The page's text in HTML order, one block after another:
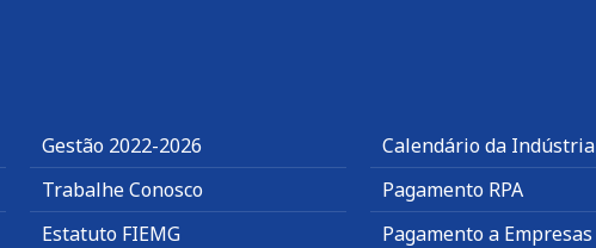
Gestão 2022-2026
Trabalhe Conosco
Estatuto FIEMG
Calendário da Indústria
Pagamento RPA
Pagamento a Empresas